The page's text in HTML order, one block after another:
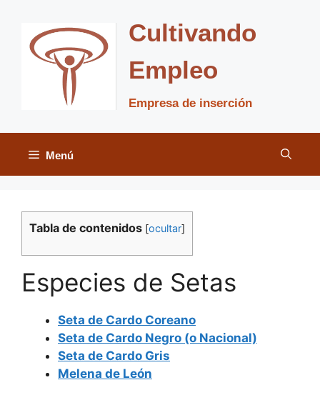
contenido
Cultivando
Empleo
Empresa de inserción
Menú
Tabla de contenidos [ocultar]
Especies de Setas
Seta de Cardo Coreano
Seta de Cardo Negro (o Nacional)
Seta de Cardo Gris
Melena de León